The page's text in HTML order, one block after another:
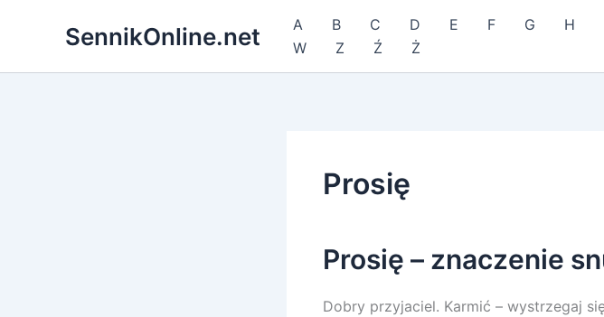
SennikOnline.net A B C D E F G H
W
Z Ź Ż
Prosię
Prosię – znaczenie
Dobry przyjaciel. Karmić – wystrzegaj